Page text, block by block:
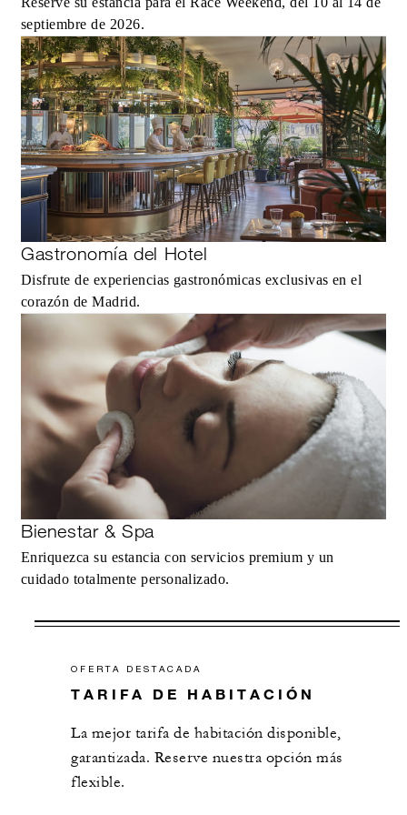
septiembre de 2026.
Gastronomía del Hotel
Disfrute de experiencias gastronómicas exclusivas en el
corazón de Madrid.
Bienestar & Spa
Enriquezca su estancia con servicios premium y un
cuidado totalmente personalizado.
OFERTA DESTACADA
TARIFA DE HABITACIÓN
La mejor tarifa de habitación disponible,
garantizada. Reserve nuestra opción más
flexible.